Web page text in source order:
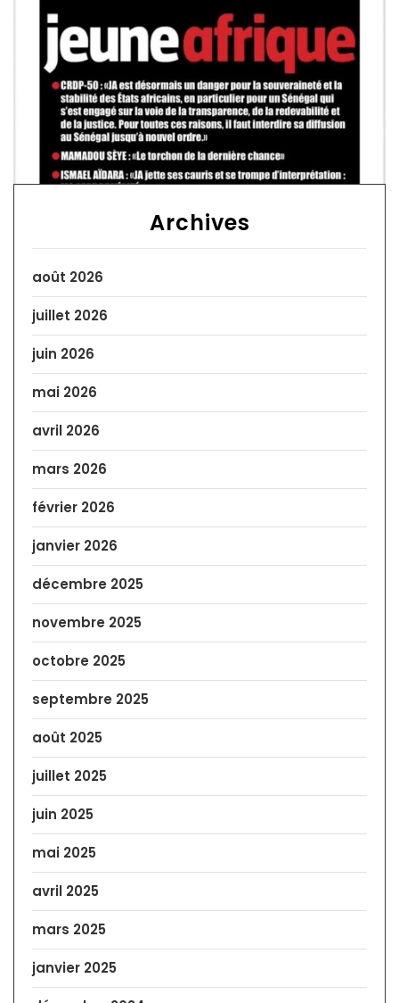
Archives
août 2026
juillet 2026
juin 2026
mai 2026
avril 2026
mars 2026
février 2026
janvier 2026
décembre 2025
novembre 2025
octobre 2025
septembre 2025
août 2025
juillet 2025
juin 2025
mai 2025
avril 2025
mars 2025
janvier 2025